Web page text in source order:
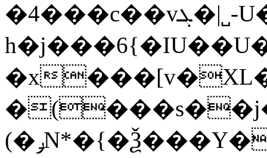
�4���c��vܓ�|˽-U���a���lvMR�+?
�x
(�ݛN*�{�Ѯ���Y�Z�ߒ�D���